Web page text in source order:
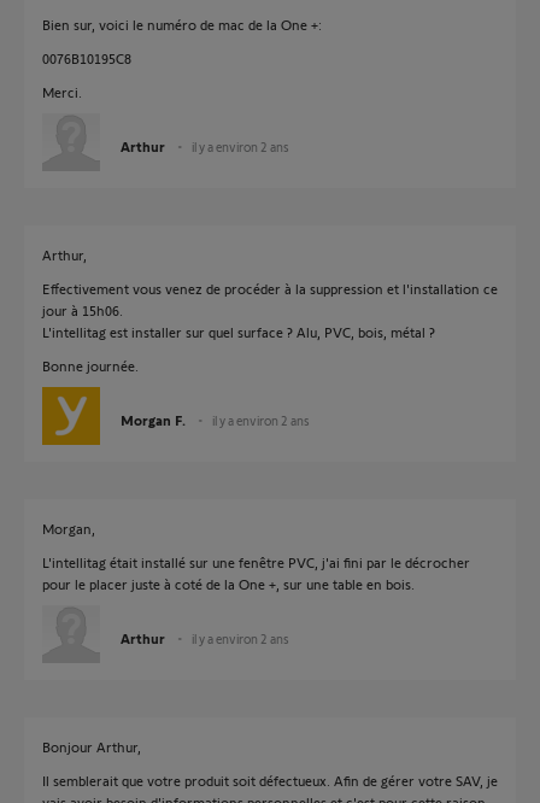
Bien sur, voici le numéro de mac de la One +:
0076B10195C8
Merci.
Arthur il y a environ 2 ans
Arthur,
Effectivement vous venez de procéder à la suppression et l'installation ce
jour à 15h06.
L'intellitag est installer sur quel surface ? Alu, PVC, bois, métal ?
Bonne journée.
Morgan F. il y a environ 2 ans
Morgan,
L'intellitag était installé sur une fenêtre PVC, j'ai fini par le décrocher
pour le placer juste à coté de la One +, sur une table en bois.
Arthur il y a environ 2 ans
Bonjour Arthur,
Il semblerait que votre produit soit défectueux. Afin de gérer votre SAV, je